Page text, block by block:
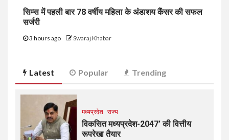
सिम्स में पहली बार 78 वर्षीय महिला के अंडाशय कैंसर की सफल
सर्जरी
3 hours ago Swaraj Khabar
Latest Popular Trending
मध्यप्रदेश राज्य
विकसित मध्यप्रदेश-2047’ की वित्तीय
रूपरेखा तैयार